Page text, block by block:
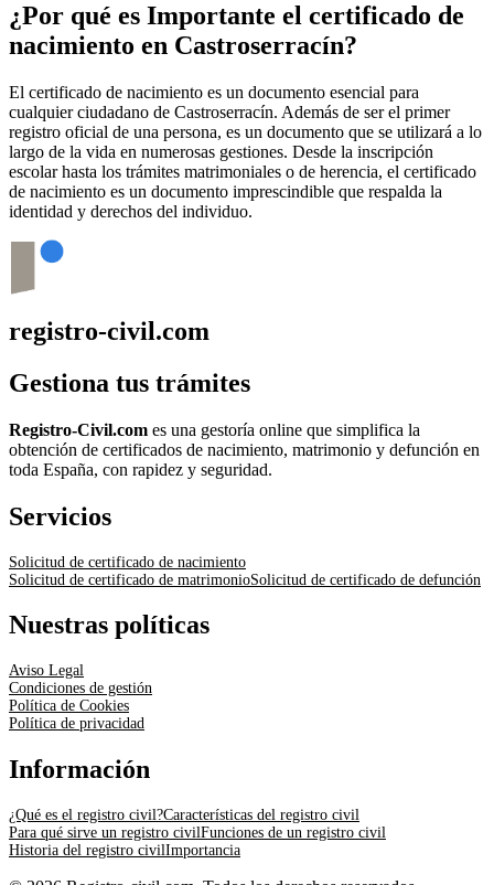
¿Por qué es Importante el certificado de
nacimiento en Castroserracín?
El certificado de nacimiento es un documento esencial para
cualquier ciudadano de Castroserracín. Además de ser el primer
registro oficial de una persona, es un documento que se utilizará a lo
largo de la vida en numerosas gestiones. Desde la inscripción
escolar hasta los trámites matrimoniales o de herencia, el certificado
de nacimiento es un documento imprescindible que respalda la
identidad y derechos del individuo.
registro-civil.com
Gestiona tus trámites
Registro-Civil.com es una gestoría online que simplifica la
obtención de certificados de nacimiento, matrimonio y defunción en
toda España, con rapidez y seguridad.
Servicios
Solicitud de certificado de nacimiento
Solicitud de certificado de matrimonioSolicitud de certificado de defunción
Nuestras políticas
Aviso Legal
Condiciones de gestión
Política de Cookies
Política de privacidad
Información
¿Qué es el registro civil?Características del registro civil
Para qué sirve un registro civilFunciones de un registro civil
Historia del registro civilImportancia